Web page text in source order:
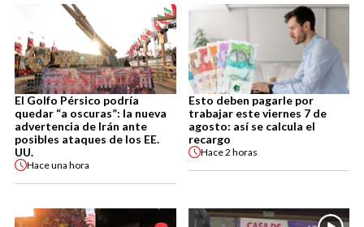
El Golfo Pérsico podría
quedar “a oscuras”: la nueva
advertencia de Irán ante
posibles ataques de los EE.
UU.
Haceuna hora
Esto deben pagarle por
trabajar este viernes 7 de
agosto: así se calcula el
recargo
Hace2 horas